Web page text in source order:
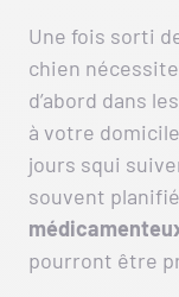
Une fois sorti
chien
d’abord dans
à votre
jours squi
souvent
pourront être